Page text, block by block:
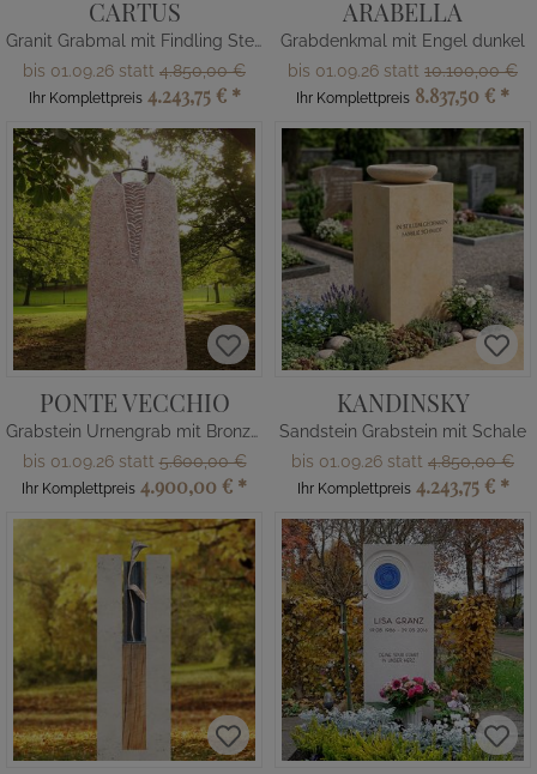
CARTUS
Granit Grabmal mit Findling Stein
bis 01.09.26 statt 4.850,00 €
Ihr Komplettpreis 4.243,75 € *
ARABELLA
Grabdenkmal mit Engel dunkel
bis 01.09.26 statt 10.100,00 €
Ihr Komplettpreis 8.837,50 € *
PONTE VECCHIO
Grabstein Urnengrab mit Bronze Ornament Brücke
bis 01.09.26 statt5.600,00 €
Ihr Komplettpreis 4.900,00 € *
KANDINSKY
Sandstein Grabstein mit Schale
bis 01.09.26 statt 4.850,00 €
Ihr Komplettpreis 4.243,75 € *